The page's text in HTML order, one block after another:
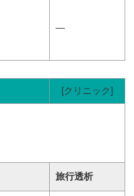
―
[クリニック]
旅行透析